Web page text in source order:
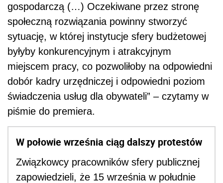
gospodarczą (…) Oczekiwane przez stronę
społeczną rozwiązania powinny stworzyć
sytuację, w której instytucje sfery budżetowej
byłyby konkurencyjnym i atrakcyjnym
miejscem pracy, co pozwoliłoby na odpowiedni
dobór kadry urzędniczej i odpowiedni poziom
świadczenia usług dla obywateli” – czytamy w
piśmie do premiera.
W połowie września ciąg dalszy protestów
Związkowcy pracowników sfery publicznej
zapowiedzieli, że 15 września w południe